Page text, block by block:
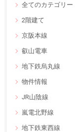
全てのカテゴリー
2階建て
京阪本線
叡山電車
地下鉄烏丸線
物件情報
JR山陰線
嵐電北野線
地下鉄東西線